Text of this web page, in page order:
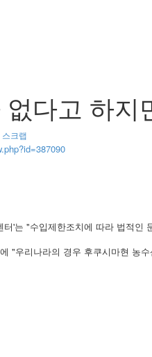
없다고 하
스크랩
'는 "수입제한조치에 따라 법적
"우리나라의 경우 후쿠시마현 농